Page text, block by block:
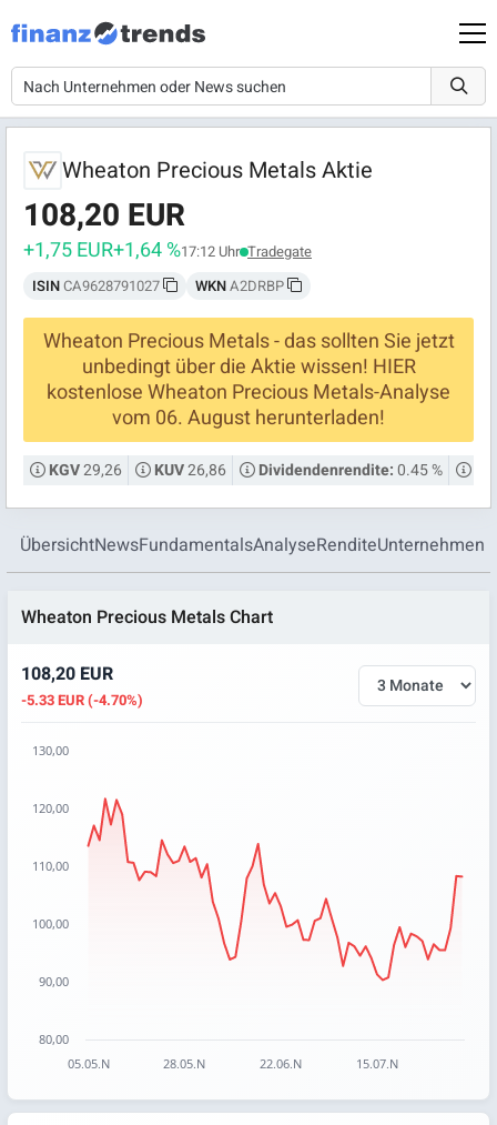
Wheaton Precious Metals Aktie
108,20 EUR
+1,75 EUR+1,64 %17:12 Uhr Tradegate
ISINCA9628791027 WKNA2DRBP
Wheaton Precious Metals - das sollten Sie jetzt
unbedingt über die Aktie wissen! HIER
kostenlose Wheaton Precious Metals-Analyse
vom 06. August herunterladen!
KGV29,26 KUV26,86 Dividendenrendite:0.45 %
ÜbersichtNewsFundamentalsAnalyseRenditeUnternehmen
Wheaton Precious Metals Chart
108,20 EUR
-5.33 EUR (-4.70%)
Chart with 67 data points.
The chart has 1 X axis displaying categories.
The chart has 1 Y axis displaying values. Data ranges from
05.05.N 28.05.N 22.06.N 15.07.N
80,00
90,00
100,00
110,00
120,00
130,00